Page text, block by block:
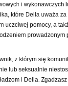
i
które Della uważa
uczciwej pomocy, a
z którym się
lub seksualnie
i Della.